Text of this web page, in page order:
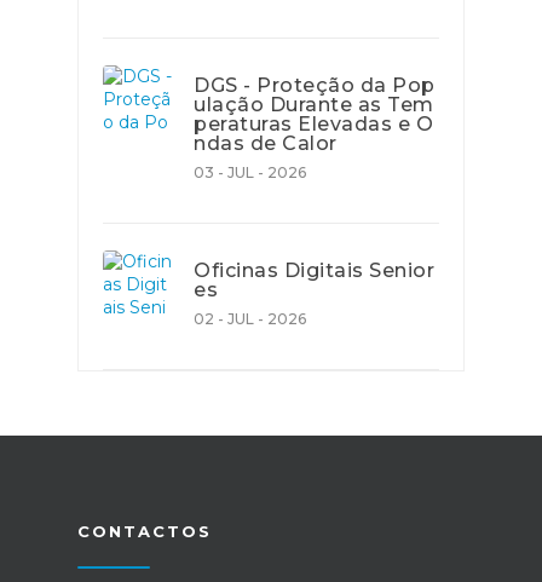
DGS - Proteção da Pop
ulação Durante as Tem
peraturas Elevadas e O
ndas de Calor
03 - JUL - 2026
Oficinas Digitais Senior
es
02 - JUL - 2026
CONTACTOS